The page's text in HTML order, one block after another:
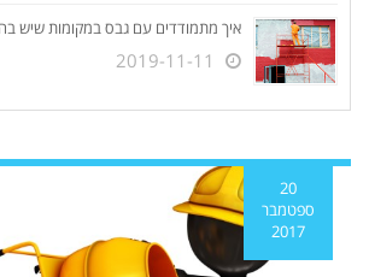
איך מתמודדים עם גבס במקומות שיש
20
ספטמבר
2017